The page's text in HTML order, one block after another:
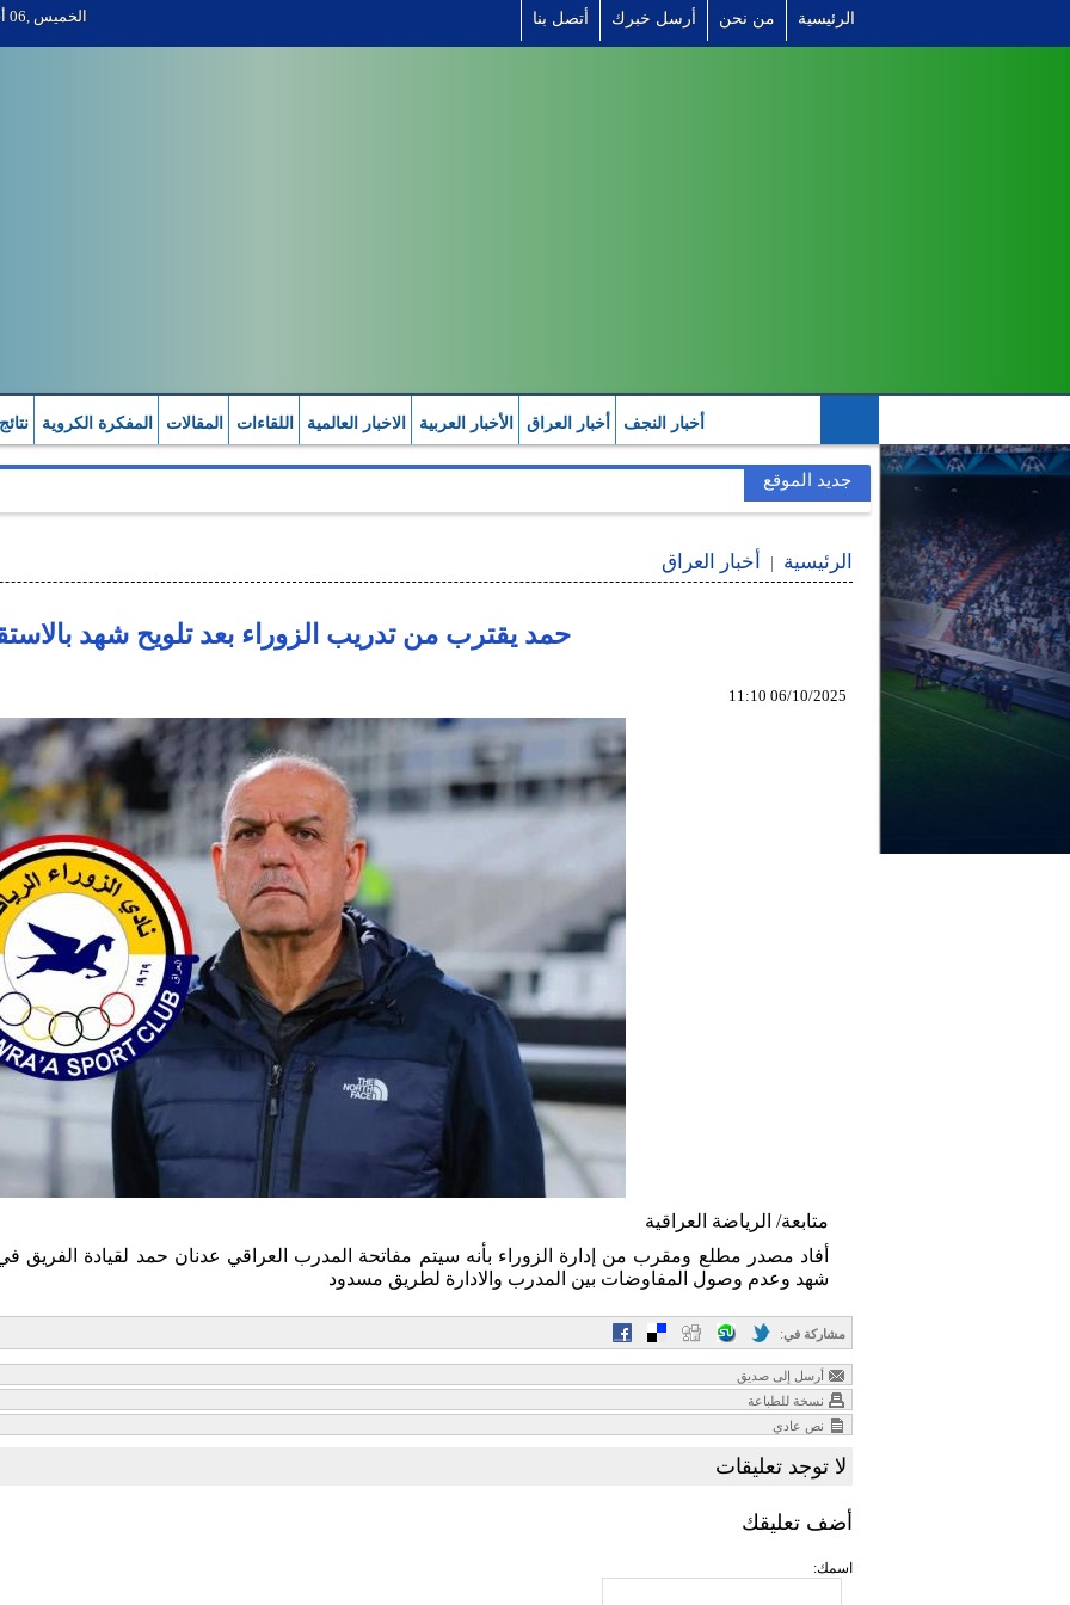
الرئيسية من نحن أرسل خبرك أتصل بنا الخميس ,06 أب 2026
أخبار النجف أخبار العراق الأخبار العربية الاخبار العالمية اللقاءات المقالات المفكرة الكروية
جديد الموقع التصنيف العالمي للمنتخبات العربية
الرئيسية أخبار العراق
حمد يقترب من تدريب الزوراء بعد تلويح شهد
06/10/2025 11:10
متابعة/ الرياضة العراقية
أفاد مصدر مطلع ومقرب من إدارة الزوراء بأنه سيتم مفاتحة المدرب العراقي عدنان حمد لقيادة الفريق
شهد وعدم وصول المفاوضات بين المدرب والادارة لطريق مسدود
:مشاركة في
أرسل إلى صديق
نسخة للطباعة
نص عادي
لا توجد تعليقات
أضف تعليقك
اسمك: